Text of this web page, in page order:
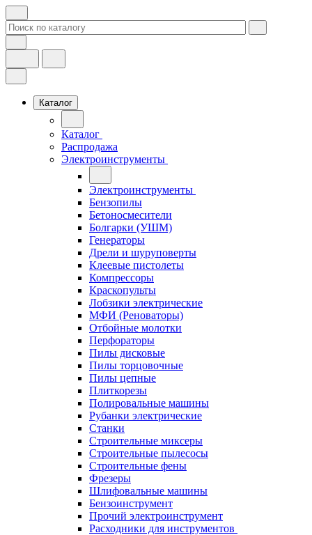
Каталог
Каталог
Распродажа
Электроинструменты
Электроинструменты
Бензопилы
Бетоносмесители
Болгарки (УШМ)
Генераторы
Дрели и шуруповерты
Клеевые пистолеты
Компрессоры
Краскопульты
Лобзики электрические
МФИ (Реноваторы)
Отбойные молотки
Перфораторы
Пилы дисковые
Пилы торцовочные
Пилы цепные
Плиткорезы
Полировальные машины
Рубанки электрические
Станки
Строительные миксеры
Строительные пылесосы
Строительные фены
Фрезеры
Шлифовальные машины
Бензоинструмент
Прочий электроинструмент
Расходники для инструментов